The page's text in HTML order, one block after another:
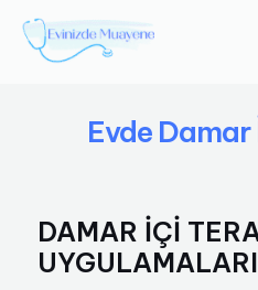
atla
Evde
DAMAR İÇİ
UYGULAMALARI